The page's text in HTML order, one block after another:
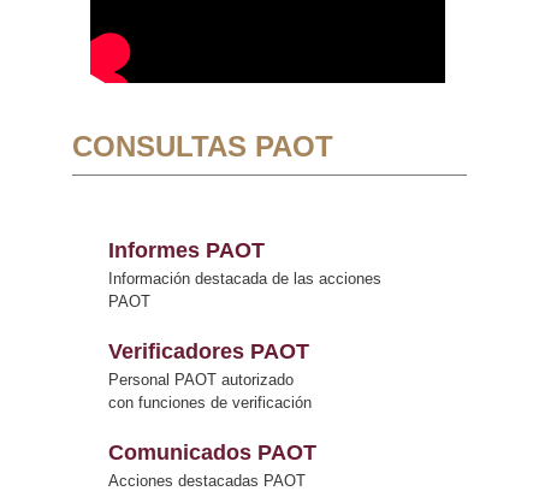
CONSULTAS PAOT
Informes PAOT
Información destacada de las acciones
PAOT
Verificadores PAOT
Personal PAOT autorizado
con funciones de verificación
Comunicados PAOT
Acciones destacadas PAOT